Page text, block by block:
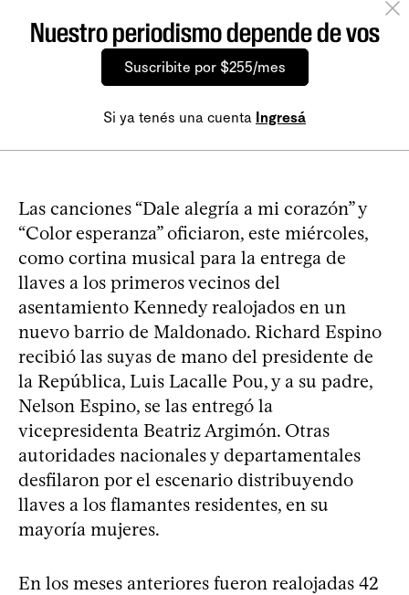
Nuestro periodismo depende de vos
Suscribite por $255/mes
Si ya tenés una cuenta Ingresá
Las canciones “Dale alegría a mi corazón” y
“Color esperanza” oficiaron, este miércoles,
como cortina musical para la entrega de
llaves a los primeros vecinos del
asentamiento Kennedy realojados en un
nuevo barrio de Maldonado. Richard Espino
recibió las suyas de mano del presidente de
la República, Luis Lacalle Pou, y a su padre,
Nelson Espino, se las entregó la
vicepresidenta Beatriz Argimón. Otras
autoridades nacionales y departamentales
desfilaron por el escenario distribuyendo
llaves a los flamantes residentes, en su
mayoría mujeres.
En los meses anteriores fueron realojadas 42